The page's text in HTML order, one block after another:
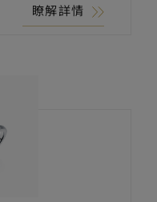
瞭解詳情